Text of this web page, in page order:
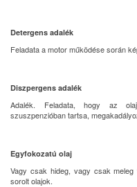
Detergens adalék
Feladata a motor működése során
Diszpergens adalék
Adalék. Feladata, hogy az
szuszpenzióban tartsa,
Egyfokozatú olaj
Vagy csak hideg, vagy csak meleg
sorolt olajok.